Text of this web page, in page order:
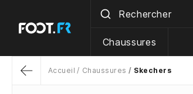
Chaussures
Accueil Chaussures Skechers